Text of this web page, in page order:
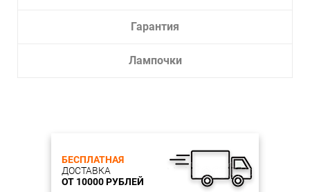
Гарантия
Лампочки
БЕСПЛАТНАЯ
ДОСТАВКА
ОТ 10000 РУБЛЕЙ